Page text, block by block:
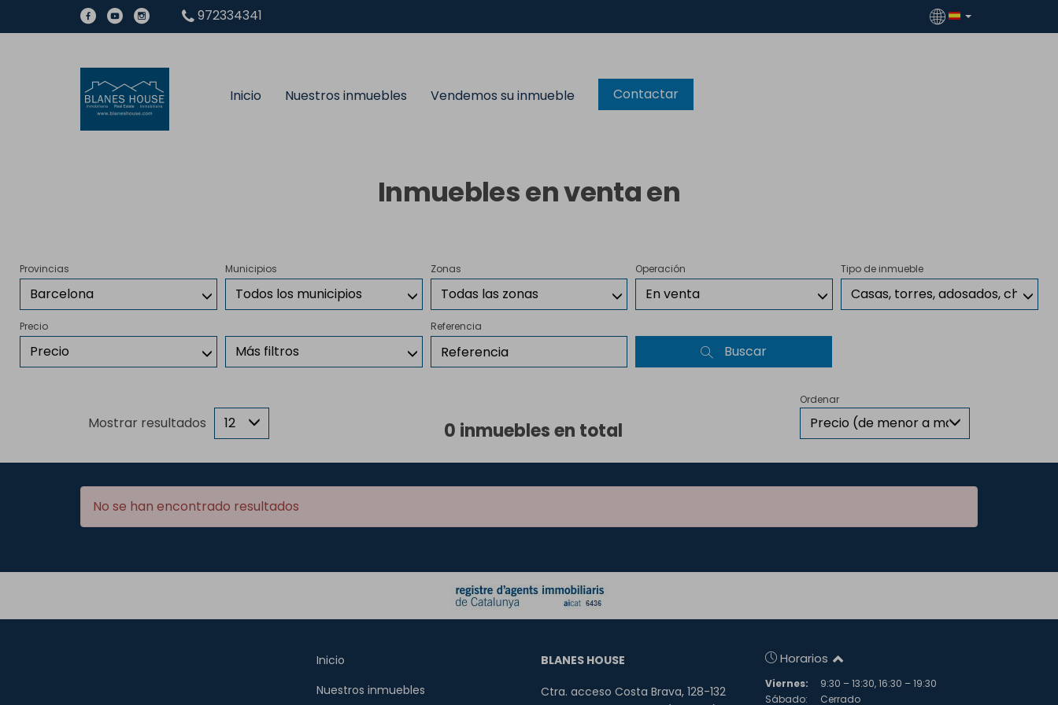
972334341
Inicio Nuestros inmuebles Vendemos su inmueble Contactar
Inmuebles en venta en
Provincias
Barcelona
Municipios
Todos los municipios
Zonas
Todas las zonas
Operación
En venta
Tipo de inmueble
Casas, torres, adosados, chalets
Precio
Precio Más filtros
Referencia
Buscar
0 inmuebles en total
Ordenar
Precio (de menor a mayor)
Mostrar resultados 12
No se han encontrado resultados
Inicio
Nuestros inmuebles
BLANES HOUSE
Ctra. acceso Costa Brava, 128-132
Horarios
Viernes:
9:30 – 13:30, 16:30 – 19:30
Sábado:
Cerrado